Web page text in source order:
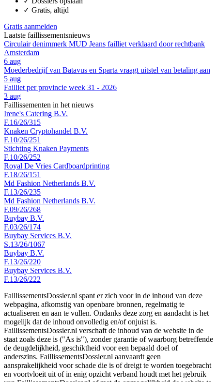
✓ Gratis, altijd
Gratis aanmelden
Laatste faillissementsnieuws
Circulair denimmerk MUD Jeans failliet verklaard door rechtbank
Amsterdam
6 aug
Moederbedrijf van Batavus en Sparta vraagt uitstel van betaling aan
5 aug
Failliet per provincie week 31 - 2026
3 aug
Faillissementen in het nieuws
Irene's Catering B.V.
F.16/26/315
Knaken Cryptohandel B.V.
F.10/26/251
Stichting Knaken Payments
F.10/26/252
Royal De Vries Cardboardprinting
F.18/26/151
Md Fashion Netherlands B.V.
F.13/26/235
Md Fashion Netherlands B.V.
F.09/26/268
Buybay B.V.
F.03/26/174
Buybay Services B.V.
S.13/26/1067
Buybay B.V.
F.13/26/220
Buybay Services B.V.
F.13/26/222
FaillissementsDossier.nl spant er zich voor in de inhoud van deze
webpagina, afkomstig van openbare bronnen, regelmatig te
actualiseren en aan te vullen. Ondanks deze zorg en aandacht is het
mogelijk dat de inhoud onvolledig en/of onjuist is.
FaillissementsDossier.nl verschaft de inhoud van de website in de
staat zoals deze is ("As is"), zonder garantie of waarborg betreffende
de deugdelijkheid, geschiktheid voor een bepaald doel of
anderszins. FaillissementsDossier.nl aanvaardt geen
aansprakelijkheid voor schade die is of dreigt te worden toegebracht
en voortvloeit uit of in enig opzicht verband houdt met het gebruik